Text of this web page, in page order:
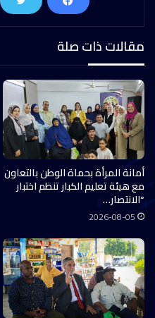
مقالات ذات صلة
أمانة المرأة بحماة الوطن بالتعاون
مع هيئة تعليم الكبار تنظم اختبار
“الانتصار…
2026-08-05